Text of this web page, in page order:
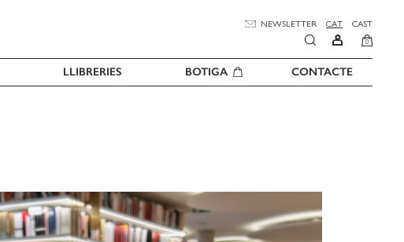
NEWSLETTER CAT CAST
0
LLIBRERIES BOTIGA CONTACTE